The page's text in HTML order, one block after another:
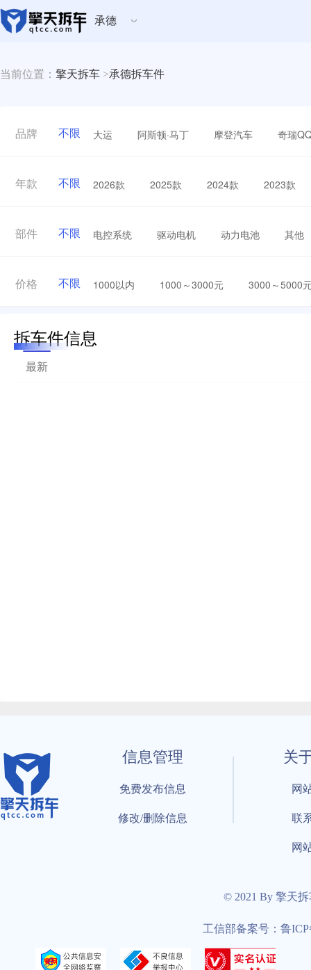
承德
当前位置： 擎天拆车 >承德拆车件
品牌 不限 大运 阿斯顿·马丁 摩登汽车 奇瑞
年款 不限 2026款 2025款 2024款 2023款
部件 不限 电控系统 驱动电机 动力电池 其他
价格 不限 1000以内 1000～3000元 3000～5000
拆车件信息
最新
信息管理
免费发布信息
修改/删除信息
关
网
联
网
© 2021 By 擎天
工信部备案号：鲁